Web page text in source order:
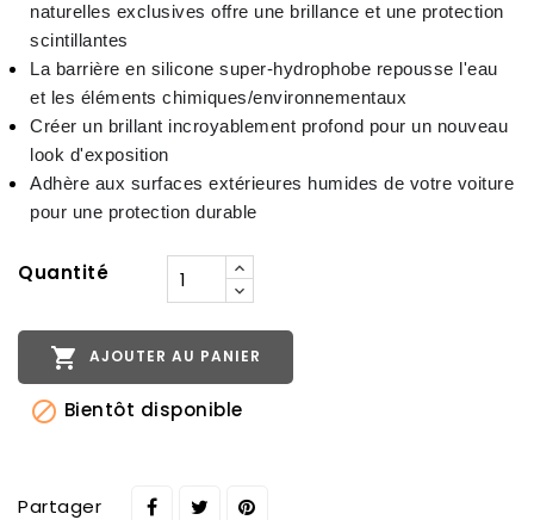
naturelles exclusives offre une brillance et une protection
scintillantes
La barrière en silicone super-hydrophobe repousse l'eau
et les éléments chimiques/environnementaux
Créer un brillant incroyablement profond pour un nouveau
look d'exposition
Adhère aux surfaces extérieures humides de votre voiture
pour une protection durable
Quantité
 AJOUTER AU PANIER
 Bientôt disponible
Partager